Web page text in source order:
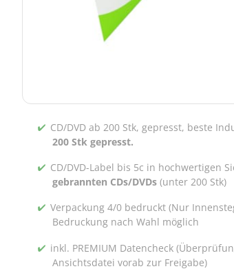
CD/DVD ab 200 Stk, gepresst, beste
200 Stk gepresst.
CD/DVD-Label bis 5c in hochwertigen
gebrannten CDs/DVDs(unter 200 Stk)
Verpackung 4/0 bedruckt (Nur
Bedruckung nach Wahl möglich
inkl. PREMIUM Datencheck
Ansichtsdatei vorab zur Freigabe)